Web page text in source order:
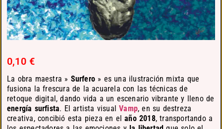
0,10 €
La obra maestra » Surfero » es una ilustración mixta que
fusiona la frescura de la acuarela con las técnicas de
retoque digital, dando vida a un escenario vibrante y lleno de
energía surfista. El artista visualVamp, en su destreza
creativa, concibió esta pieza en el año 2018, transportando a